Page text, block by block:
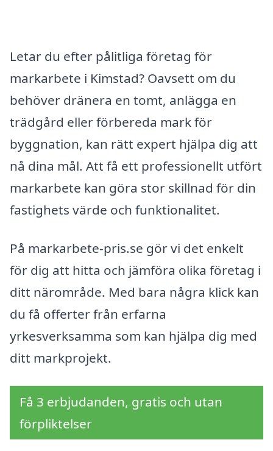
Letar du efter pålitliga företag för
markarbete i Kimstad? Oavsett om du
behöver dränera en tomt, anlägga en
trädgård eller förbereda mark för
byggnation, kan rätt expert hjälpa dig att
nå dina mål. Att få ett professionellt utfört
markarbete kan göra stor skillnad för din
fastighets värde och funktionalitet.
På markarbete-pris.se gör vi det enkelt
för dig att hitta och jämföra olika företag i
ditt närområde. Med bara några klick kan
du få offerter från erfarna
yrkesverksamma som kan hjälpa dig med
ditt markprojekt.
Få 3 erbjudanden, gratis och utan
förpliktelser